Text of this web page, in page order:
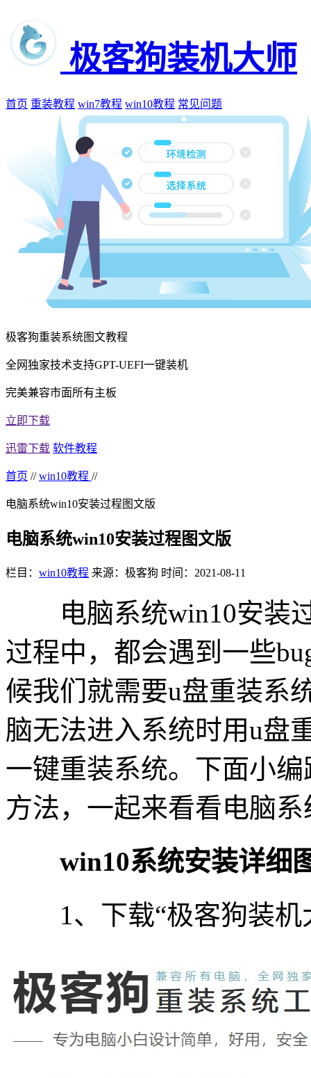
极客狗装机大师
首页 重装教程 win7教程 win10教程 常见问题
极客狗重装系统图文教程
全网独家技术支持GPT-UEFI一键装机
完美兼容市面所有主板
立即下载
迅雷下载 软件教程
首页 // win10教程 //
电脑系统win10安装过程图文版
电脑系统win10安装过程图文版
栏目： win10教程 来源：极客狗 时间：2021-08-11
电脑系统win10安装过
过程中，都会遇到一些
候我们就需要u盘重装系
脑无法进入系统时用u盘
一键重装系统。下面小
方法，一起来看看电脑
win10系统安装详细
1、下载“极客狗装机